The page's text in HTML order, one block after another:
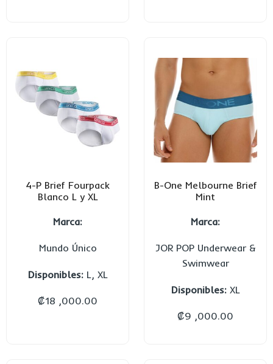
4-P Brief Fourpack
Blanco L y XL
Marca:
Mundo Único
Disponibles:L, XL
₡18 ,000.00
B-One Melbourne Brief
Mint
Marca:
JOR POP Underwear &
Swimwear
Disponibles:XL
₡9 ,000.00